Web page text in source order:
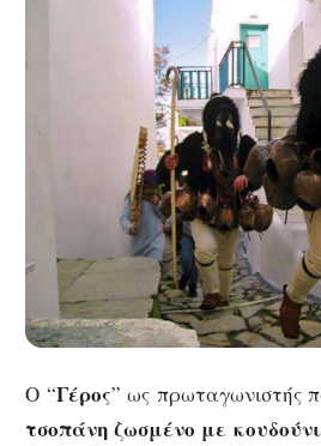
Ο “Γέρος” ως πρωταγωνιστής
τσοπάνη ζωσμένο με